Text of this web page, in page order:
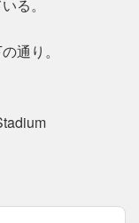
る。
通り。